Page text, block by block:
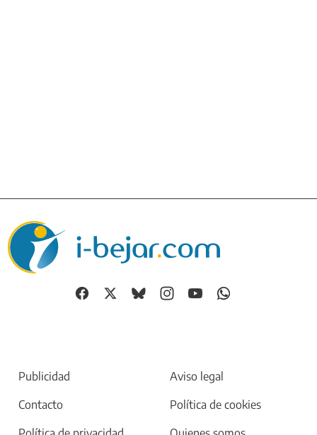
Publicidad
Aviso legal
Contacto
Política de cookies